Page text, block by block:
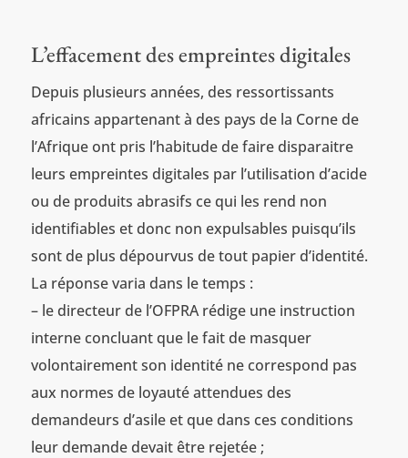
L’effacement des empreintes digitales
Depuis plusieurs années, des ressortissants
africains appartenant à des pays de la Corne de
l’Afrique ont pris l’habitude de faire disparaitre
leurs empreintes digitales par l’utilisation d’acide
ou de produits abrasifs ce qui les rend non
identifiables et donc non expulsables puisqu’ils
sont de plus dépourvus de tout papier d’identité.
La réponse varia dans le temps :
– le directeur de l’OFPRA rédige une instruction
interne concluant que le fait de masquer
volontairement son identité ne correspond pas
aux normes de loyauté attendues des
demandeurs d’asile et que dans ces conditions
leur demande devait être rejetée ;